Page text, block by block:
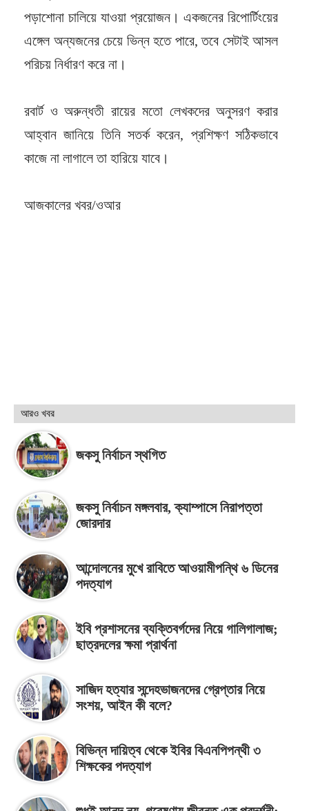
পড়াশোনা চালিয়ে যাওয়া প্রয়োজন। একজনের রিপোর্টিংয়ের
এঙ্গেল অন্যজনের চেয়ে ভিন্ন হতে পারে, তবে সেটাই আসল
পরিচয় নির্ধারণ করে না।
রবার্ট ও অরুন্ধতী রায়ের মতো লেখকদের অনুসরণ করার
আহ্বান জানিয়ে তিনি সতর্ক করেন, প্রশিক্ষণ সঠিকভাবে
কাজে না লাগালে তা হারিয়ে যাবে।
আজকালের খবর/ওআর
আরও খবর
জকসু নির্বাচন স্থগিত
জকসু নির্বাচন মঙ্গলবার, ক্যাম্পাসে নিরাপত্তা
জোরদার
আন্দোলনের মুখে রাবিতে আওয়ামীপন্থি ৬ ডিনের
পদত্যাগ
ইবি প্রশাসনের ব্যক্তিবর্গদের নিয়ে গালিগালাজ;
ছাত্রদলের ক্ষমা প্রার্থনা
সাজিদ হত্যার সন্দেহভাজনদের গ্রেপ্তার নিয়ে
সংশয়, আইন কী বলে?
বিভিন্ন দায়িত্ব থেকে ইবির বিএনপিপন্থী ৩
শিক্ষকের পদত্যাগ